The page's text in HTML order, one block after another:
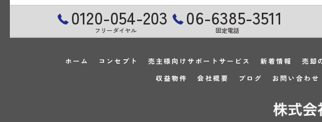
0120-054-203
フリーダイヤル
06-6385-3511
固定電話
ホーム コンセプト 売主様向けサポートサービス 新着情報 売却
収益物件
会社概要 ブログ お問い合わせ